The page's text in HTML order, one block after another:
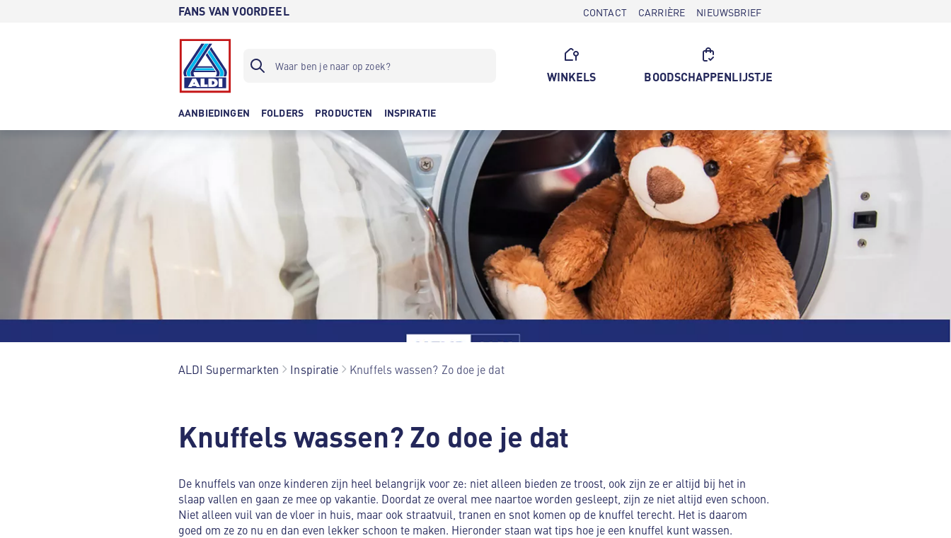
FANS VAN VOORDEEL CONTACT CARRIÈRE NIEUWSBRIEF
WINKELS BOODSCHAPPENLIJSTJE
AANBIEDINGEN FOLDERS PRODUCTEN INSPIRATIE
ALDI Supermarkten Inspiratie Knuffels wassen? Zo doe je dat
Knuffels wassen? Zo doe je dat
De knuffels van onze kinderen zijn heel belangrijk voor ze: niet alleen bieden ze troost, ook zijn ze er altijd bij het in
slaap vallen en gaan ze mee op vakantie. Doordat ze overal mee naartoe worden gesleept, zijn ze niet altijd even schoon.
Niet alleen vuil van de vloer in huis, maar ook straatvuil, tranen en snot komen op de knuffel terecht. Het is daarom
goed om ze zo nu en dan even lekker schoon te maken. Hieronder staan wat tips hoe je een knuffel kunt wassen.